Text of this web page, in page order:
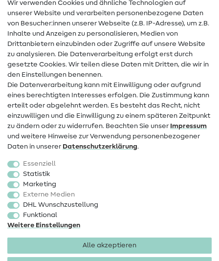
Nähanleitungen
Hilfe & Kontakt
Kontakt
Infos zum Betreiberwechsel
Widerrufsrecht
Beliebt
Stoffe
Sale
Schnittmuster
Wir verwenden Cookies und ähnliche Technologien auf
unserer Website und verarbeiten personenbezogene Daten
von Besucher:innen unserer Webseite (z.B. IP-Adresse), um z.B.
Inhalte und Anzeigen zu personalisieren, Medien von
Drittanbietern einzubinden oder Zugriffe auf unsere Website
zu analysieren. Die Datenverarbeitung erfolgt erst durch
gesetzte Cookies. Wir teilen diese Daten mit Dritten, die wir in
den Einstellungen benennen.
Die Datenverarbeitung kann mit Einwilligung oder aufgrund
eines berechtigten Interesses erfolgen. Die Zustimmung kann
erteilt oder abgelehnt werden. Es besteht das Recht, nicht
einzuwilligen und die Einwilligung zu einem späteren Zeitpunkt
zu ändern oder zu widerrufen. Beachten Sie unser Impressum
und weitere Hinweise zur Verwendung personenbezogener
Daten in unserer Daten­schutz­erklärung.
Essenziell
Statistik
Marketing
Externe Medien
DHL Wunschzustellung
Funktional
Weitere Einstellungen
Alle akzeptieren
Impressum
Datenschutz
AGB